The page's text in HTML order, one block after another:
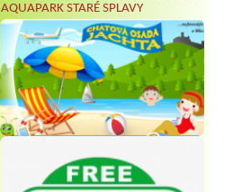
AQUAPARK STARÉ SPLAVY